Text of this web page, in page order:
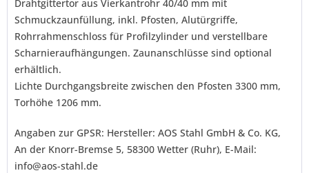
Ich habe dieDatenschutzerklärung
Mit * gekennzeichnete Felder sind Pflichtfelder.
Senden
Drahtgittertor aus Vierkantrohr 40/40 mm mit
Schmuckzaunfüllung, inkl. Pfosten, Alutürgriffe,
Rohrrahmenschloss für Profilzylinder und verstellbare
Scharnieraufhängungen. Zaunanschlüsse sind optional
erhältlich.
Lichte Durchgangsbreite zwischen den Pfosten 3300 mm,
Torhöhe 1206 mm.
Angaben zur GPSR: Hersteller: AOS Stahl GmbH & Co. KG,
An der Knorr-Bremse 5, 58300 Wetter (Ruhr), E-Mail:
info@aos-stahl.de